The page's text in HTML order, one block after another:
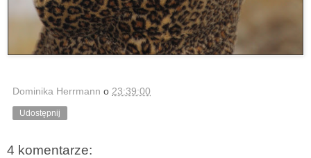
Dominika Herrmann o 23:39:00
Udostępnij
4 komentarze: